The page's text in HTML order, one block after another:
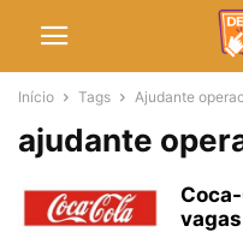
Início Tags Ajudante
ajudante